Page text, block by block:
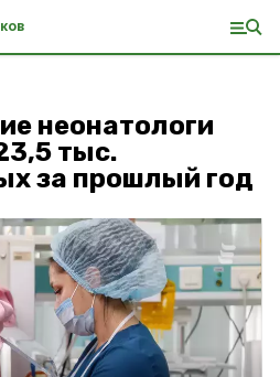
неонатологи
тыс.
за прошлый год